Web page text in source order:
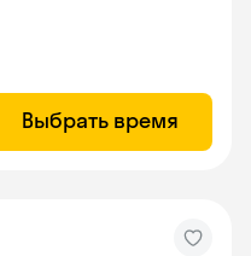
Выбрать время